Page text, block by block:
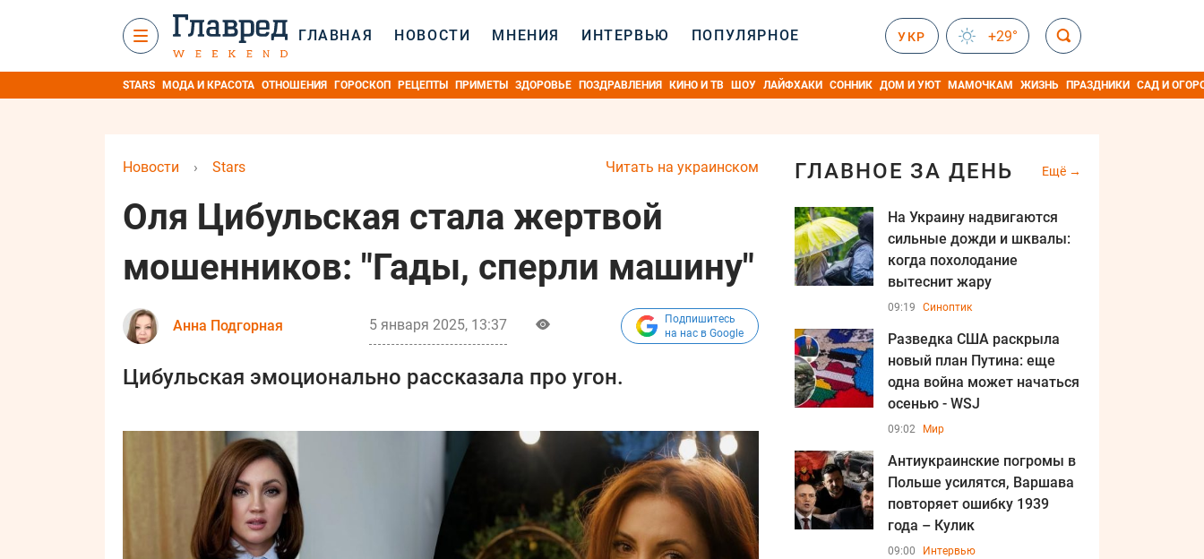
ГЛАВНАЯ НОВОСТИ МНЕНИЯ ИНТЕРВЬЮ ПОПУЛЯРНОЕ УКР +29°
STARS МОДА И КРАСОТА ОТНОШЕНИЯ ГОРОСКОП РЕЦЕПТЫ ПРИМЕТЫ ЗДОРОВЬЕ ПОЗДРАВЛЕНИЯ КИНО И ТВ ШОУ ЛАЙФХАКИ СОННИК ДОМ И УЮТ МАМОЧКАМ ЖИЗНЬ ПРАЗДНИКИ САД И
Читать на украинском
Новости › Stars
Оля Цибульская стала жертвой
мошенников: "Гады, сперли машину"
Анна Подгорная 5 января 2025, 13:37
Подпишитесь
на нас в Google
Цибульская эмоционально рассказала про угон.
ГЛАВНОЕ ЗА ДЕНЬ Ещё
На Украину надвигаются
сильные дожди и шквалы:
когда похолодание
вытеснит жару
09:19 Синоптик
Разведка США раскрыла
новый план Путина: еще
одна война может начаться
осенью - WSJ
09:02 Мир
Антиукраинские погромы в
Польше усилятся, Варшава
повторяет ошибку 1939
года – Кулик
09:00 Интервью